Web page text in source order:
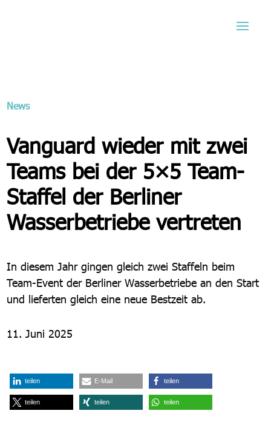
News
Vanguard wieder mit zwei
Teams bei der 5×5 Team-
Staffel der Berliner
Wasserbetriebe vertreten
In diesem Jahr gingen gleich zwei Staffeln beim
Team-Event der Berliner Wasserbetriebe an den Start
und lieferten gleich eine neue Bestzeit ab.
11. Juni 2025
teilen E-Mail teilen
teilen teilen teilen